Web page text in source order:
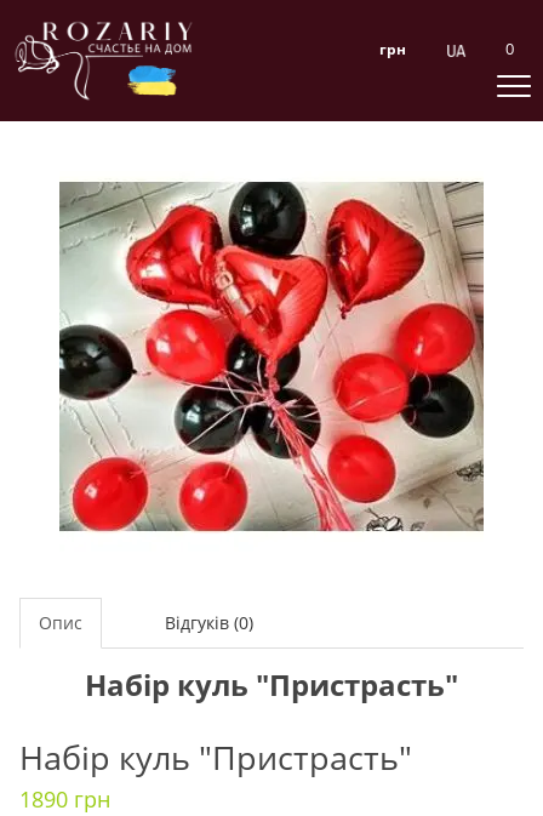
грн 0
Опис Відгуків (0)
Набір куль "Пристрасть"
Набір куль "Пристрасть"
1890 грн